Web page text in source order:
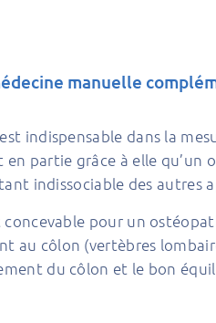
manuelle
indispensable dans la
en partie grâce à elle
indissociable des autres
pour un
au côlon (vertèbres
du côlon et le bon